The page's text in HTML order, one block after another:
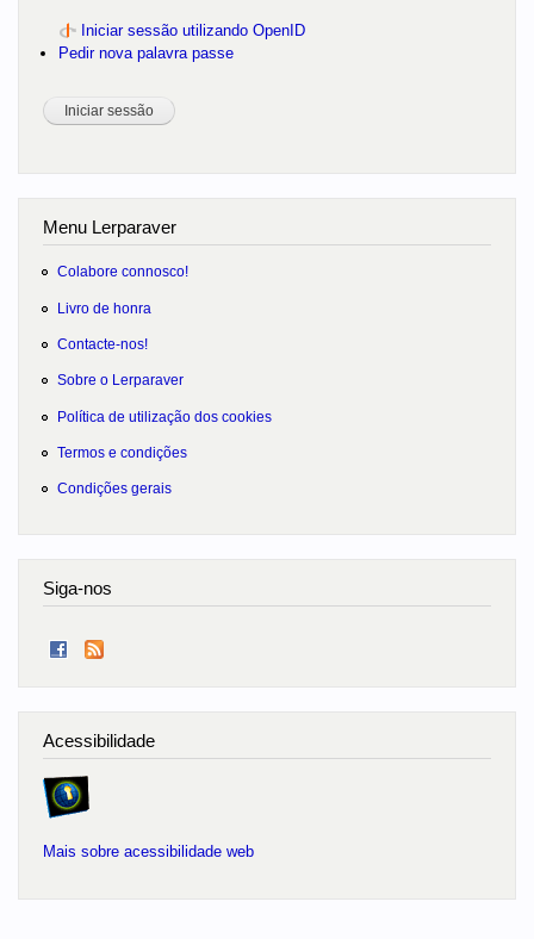
Iniciar sessão utilizando OpenID
Pedir nova palavra passe
Menu Lerparaver
Colabore connosco!
Livro de honra
Contacte-nos!
Sobre o Lerparaver
Política de utilização dos cookies
Termos e condições
Condições gerais
Siga-nos
Acessibilidade
Mais sobre acessibilidade web